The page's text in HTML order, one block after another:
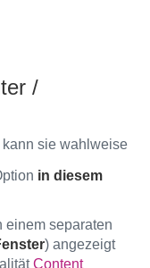
/
kann sie wahlweise
in diesem
einem separaten
) angezeigt
Content